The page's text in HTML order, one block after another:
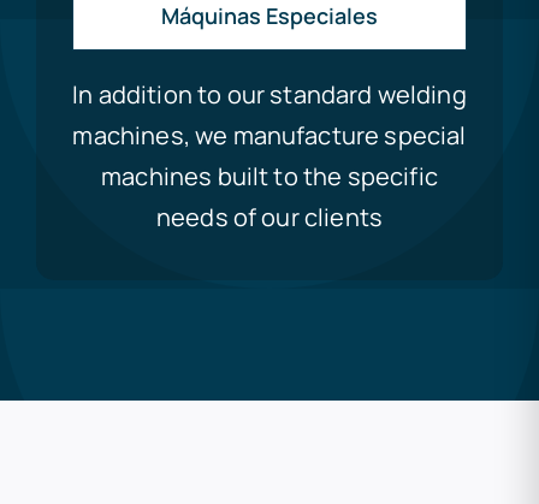
Máquinas Especiales
In addition to our standard welding
machines, we manufacture special
machines built to the specific
needs of our clients